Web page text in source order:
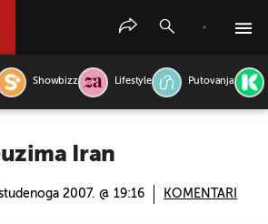
Showbizz Lifestyle Putovanja
Iran
2007. @ 19:16 KOMENTARI